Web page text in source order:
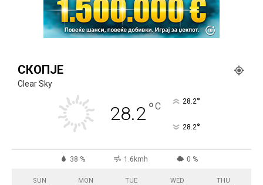
СКОПЈЕ
Clear Sky
28.2°C 28.2°
28.2°
38 % 1.6kmh 0 %
SUN MON TUE WED THU